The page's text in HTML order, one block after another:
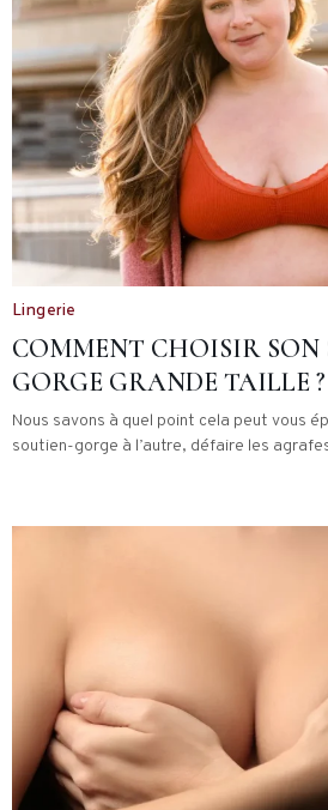
Lingerie
COMMENT CHOISIR SON
GORGE GRANDE TAILLE
Nous savons à quel point cela peut vous
soutien-gorge à l’autre, défaire les